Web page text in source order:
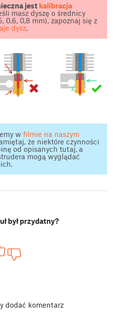
jest kalibracja
masz dyszę o średnicy
0,6, 0,8 mm), zapoznaj się z
dysz.
w filmie na naszym
że niektóre czynności
od opisanych tutaj, a
mogą wyglądać
był przydatny?
dodać komentarz